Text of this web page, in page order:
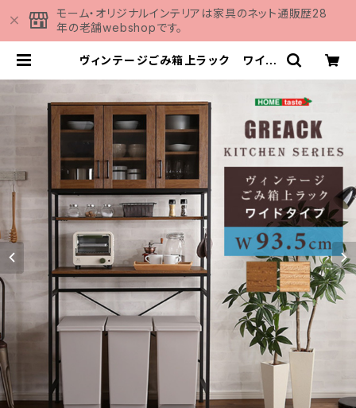
モーム・オリジナルインテリアは家具のネット通販歴28
年の老舗webshopです。
ヴィンテージごみ箱上ラック ワイド